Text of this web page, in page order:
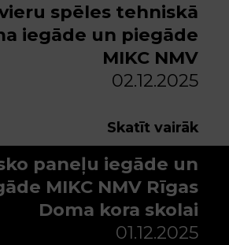
spēles tehniskā
iegāde un piegāde
MIKC NMV
02.12.2025
Skatīt vairāk
paneļu iegāde un
MIKC NMV Rīgas
Doma kora skolai
01.12.2025